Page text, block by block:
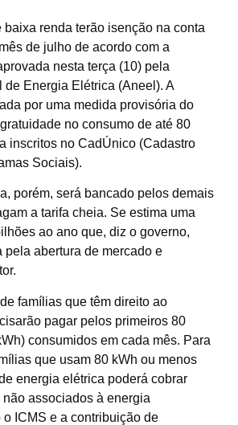
renda terão isenção na conta
de julho de acordo com a
nesta terça (10) pela
Energia Elétrica (Aneel). A
por uma medida provisória do
no consumo de até 80
inscritos no CadÚnico (Cadastro
Sociais).
porém, será bancado pelos demais
a tarifa cheia. Se estima uma
ao ano que, diz o governo,
pela abertura de mercado e
famílias que têm direito ao
pagar pelos primeiros 80
consumidos em cada mês. Para
que usam 80 kWh ou menos
energia elétrica poderá cobrar
associados à energia
ICMS e a contribuição de